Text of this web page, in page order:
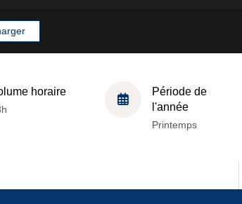
horaire
Période de
l'année
Printemps